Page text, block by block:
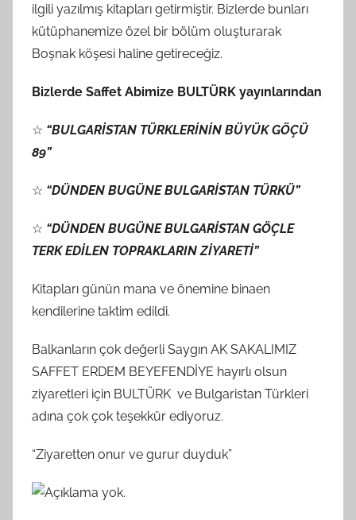
ilgili yazılmış kitapları getirmiştir. Bizlerde bunları
kütüphanemize özel bir bölüm oluşturarak
Boşnak köşesi haline getireceğiz.
Bizlerde Saffet Abimize BULTÜRK yayınlarından
☆ “BULGARİSTAN TÜRKLERİNİN BÜYÜK GÖÇÜ
89”
☆ “DÜNDEN BUGÜNE BULGARİSTAN TÜRKÜ”
☆ “DÜNDEN BUGÜNE BULGARİSTAN GÖÇLE
TERK EDİLEN TOPRAKLARIN ZİYARETİ”
Kitapları günün mana ve önemine binaen
kendilerine taktim edildi.
Balkanların çok değerli Saygın AK SAKALIMIZ
SAFFET ERDEM BEYEFENDİYE hayırlı olsun
ziyaretleri için BULTÜRK ve Bulgaristan Türkleri
adına çok çok teşekkür ediyoruz.
“Ziyaretten onur ve gurur duyduk”